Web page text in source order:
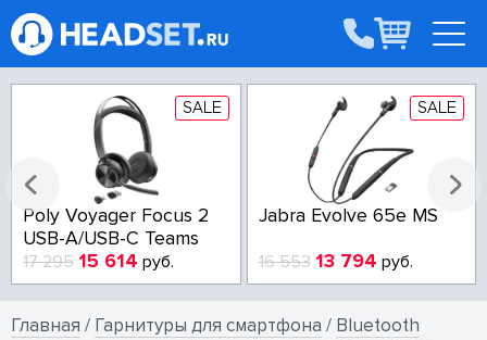
SALE
Poly Voyager Focus 2
USB-A/USB-C Teams
17 295 15 614 руб.
SALE
Jabra Evolve 65e MS
16 553 13 794 руб.
Главная / Гарнитуры для смартфона / Bluetooth